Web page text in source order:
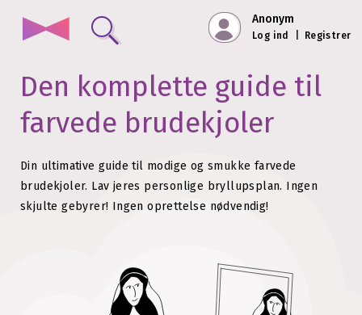
Anonym
Log ind Registrer
Den komplette guide til
farvede brudekjoler
Din ultimative guide til modige og smukke farvede
brudekjoler. Lav jeres personlige bryllupsplan. Ingen
skjulte gebyrer! Ingen oprettelse nødvendig!